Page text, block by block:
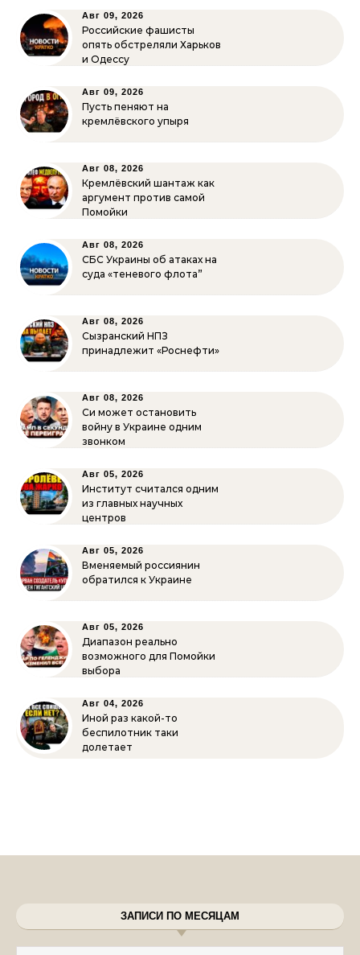
Авг 09, 2026
Российские фашисты
опять обстреляли Харьков
и Одессу
Авг 09, 2026
Пусть пеняют на
кремлёвского упыря
Авг 08, 2026
Кремлёвский шантаж как
аргумент против самой
Помойки
Авг 08, 2026
СБС Украины об атаках на
суда «теневого флота”
Авг 08, 2026
Сызранский НПЗ
принадлежит «Роснефти»
Авг 08, 2026
Си может остановить
войну в Украине одним
звонком
Авг 05, 2026
Институт считался одним
из главных научных
центров
Авг 05, 2026
Вменяемый россиянин
обратился к Украине
Авг 05, 2026
Диапазон реально
возможного для Помойки
выбора
Авг 04, 2026
Иной раз какой-то
беспилотник таки
долетает
ЗАПИСИ ПО МЕСЯЦАМ